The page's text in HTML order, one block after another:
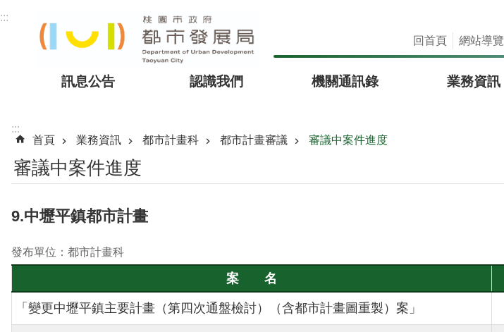
跳到主要內容區塊
:::
回首頁
網站導覽
訊息公告 認識我們 機關通訊錄 業務資訊
:::
首頁
業務資訊 都市計畫科 都市計畫審議 審議中案件進度
審議中案件進度
9.中壢平鎮都市計畫
發布單位：都市計畫科
案 名
「變更中壢平鎮主要計畫（第四次通盤檢討）（含都市計畫圖重製）案」